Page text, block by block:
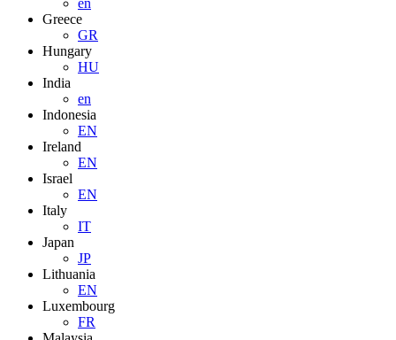
en
Greece
GR
Hungary
HU
India
en
Indonesia
EN
Ireland
EN
Israel
EN
Italy
IT
Japan
JP
Lithuania
EN
Luxembourg
FR